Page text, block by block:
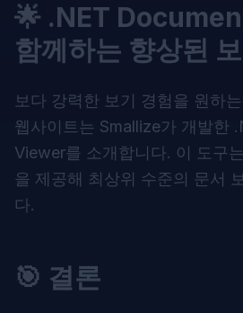
🌟 .NET
함께하는 향상된
보다 강력한 보기 경험을 원하
웹사이트는 Smallize가 개발한
Viewer를 소개합니다. 이 도구
을 제공해 최상위 수준의 문서
다.
🎯 결론